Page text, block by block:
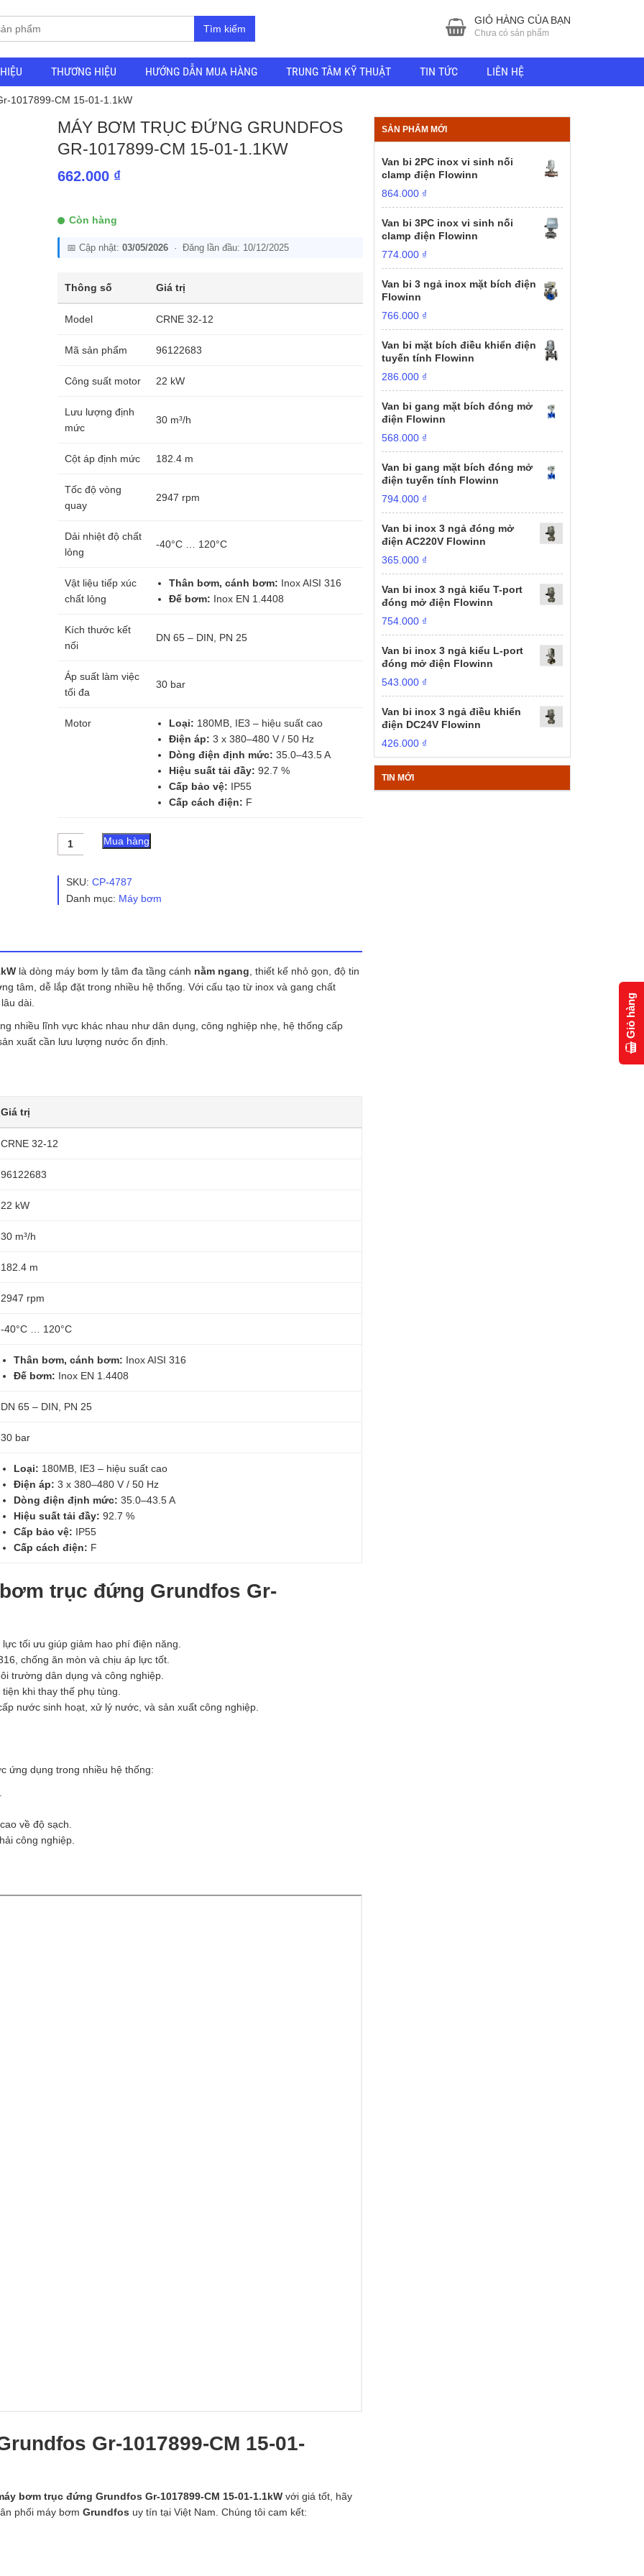
Tìm kiếm
GIỎ HÀNG CỦA BẠN
Chưa có sản phẩm
THƯƠNG HIỆU HƯỚNG DẪN MUA HÀNG TRUNG TÂM KỸ THUẬT TIN TỨC LIÊN HỆ
1017899-CM 15-01-1.1kW
MÁY BƠM TRỤC ĐỨNG GRUNDFOS
GR-1017899-CM 15-01-1.1KW
662.000 ₫
Còn hàng
📅 Cập nhật: 03/05/2026· Đăng lần đầu: 10/12/2025
Thông số Giá trị
Model CRNE 32-12
Mã sản phẩm 96122683
Công suất motor 22 kW
Lưu lượng định
mức
30 m³/h
Cột áp định mức 182.4 m
Tốc độ vòng
quay
2947 rpm
Dải nhiệt độ chất
lỏng
-40°C … 120°C
Vật liệu tiếp xúc
chất lỏng
Thân bơm, cánh bơm: Inox AISI 316
Đế bơm: Inox EN 1.4408
Kích thước kết
nối
DN 65 – DIN, PN 25
Áp suất làm việc
tối đa
30 bar
Motor Loại: 180MB, IE3 – hiệu suất cao
Điện áp: 3 x 380–480 V / 50 Hz
Dòng điện định mức: 35.0–43.5 A
Hiệu suất tải đầy: 92.7 %
Cấp bảo vệ: IP55
Cấp cách điện: F
Máy
đứng
Gr-
01-
1.1kW
số
lượng
Mua hàng
SKU: CP-4787
Danh mục: Máy bơm
là dòng máy bơm ly tâm đa tầng cánh nằm ngang , thiết kế nhỏ gọn, độ tin
tâm, dễ lắp đặt trong nhiều hệ thống. Với cấu tạo từ inox và gang chất
dài.
nhiều lĩnh vực khác nhau như dân dụng, công nghiệp nhẹ, hệ thống cấp
xuất cần lưu lượng nước ổn định.
Giá trị
CRNE 32-12
96122683
22 kW
30 m³/h
182.4 m
2947 rpm
-40°C … 120°C
Thân bơm, cánh bơm: Inox AISI 316
Đế bơm: Inox EN 1.4408
DN 65 – DIN, PN 25
30 bar
Loại: 180MB, IE3 – hiệu suất cao
Điện áp: 3 x 380–480 V / 50 Hz
Dòng điện định mức: 35.0–43.5 A
Hiệu suất tải đầy: 92.7 %
Cấp bảo vệ: IP55
Cấp cách điện: F
trục đứng Grundfos Gr-
tối ưu giúp giảm hao phí điện năng.
chống ăn mòn và chịu áp lực tốt.
trường dân dụng và công nghiệp.
khi thay thế phụ tùng.
nước sinh hoạt, xử lý nước, và sản xuất công nghiệp.
ứng dụng trong nhiều hệ thống:
về độ sạch.
công nghiệp.
Gr-1017899-CM 15-01-
bơm trục đứng Grundfos Gr-1017899-CM 15-01-1.1kW với giá tốt, hãy
phối máy bơm Grundfos uy tín tại Việt Nam. Chúng tôi cam kết:
SẢN PHẨM MỚI
Van bi 2PC inox vi sinh nối
clamp điện Flowinn
864.000 ₫
Van bi 3PC inox vi sinh nối
clamp điện Flowinn
774.000 ₫
Van bi 3 ngả inox mặt bích điện
Flowinn
766.000 ₫
Van bi mặt bích điều khiển điện
tuyến tính Flowinn
286.000 ₫
Van bi gang mặt bích đóng mở
điện Flowinn
568.000 ₫
Van bi gang mặt bích đóng mở
điện tuyến tính Flowinn
794.000 ₫
Van bi inox 3 ngả đóng mở
điện AC220V Flowinn
365.000 ₫
Van bi inox 3 ngả kiểu T-port
đóng mở điện Flowinn
754.000 ₫
Van bi inox 3 ngả kiểu L-port
đóng mở điện Flowinn
543.000 ₫
Van bi inox 3 ngả điều khiển
điện DC24V Flowinn
426.000 ₫
TIN MỚI
Giỏ hàng